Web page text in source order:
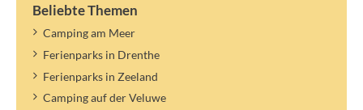
Beliebte Themen
Camping am Meer
Ferienparks in Drenthe
Ferienparks in Zeeland
Camping auf der Veluwe